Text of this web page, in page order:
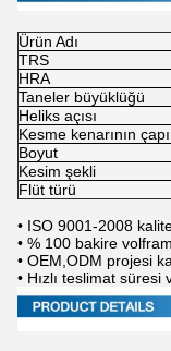
Ürün Adı
TRS
HRA
Taneler büyüklüğü
Heliks açısı
Kesme kenarının çapı
Boyut
Kesim şekli
Flüt türü
• ISO 9001-2008
• % 100 bakire
• OEM,ODM projesi
• Hızlı teslimat süresi